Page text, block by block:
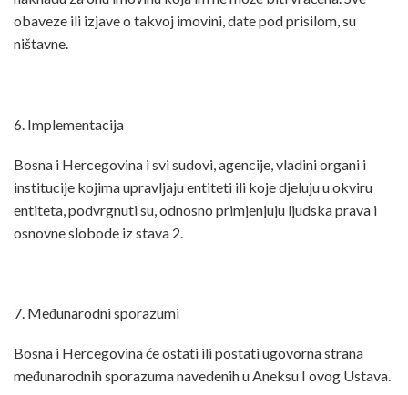
obaveze ili izjave o takvoj imovini, date pod prisilom, su
ništavne.
6. Implementacija
Bosna i Hercegovina i svi sudovi, agencije, vladini organi i
institucije kojima upravljaju entiteti ili koje djeluju u okviru
entiteta, podvrgnuti su, odnosno primjenjuju ljudska prava i
osnovne slobode iz stava 2.
7. Međunarodni sporazumi
Bosna i Hercegovina će ostati ili postati ugovorna strana
međunarodnih sporazuma navedenih u Aneksu I ovog Ustava.